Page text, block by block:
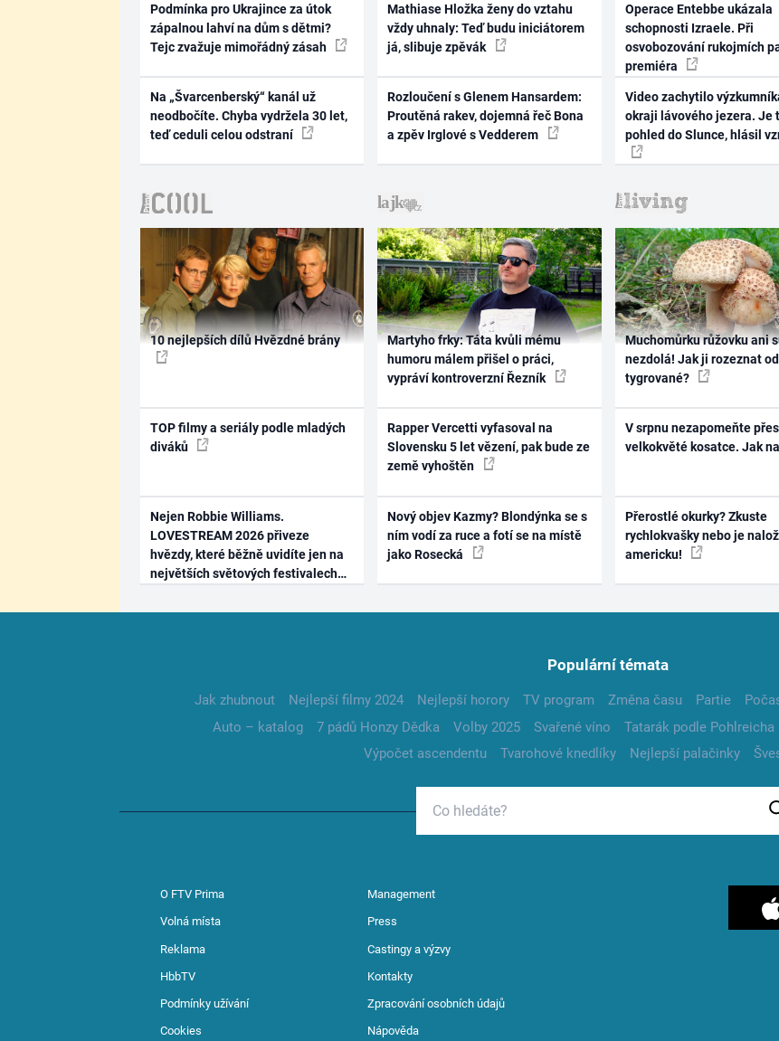
Podmínka pro Ukrajince za útok
zápalnou lahví na dům s dětmi?
Tejc zvažuje mimořádný zásah
Na „Švarcenberský“ kanál už
neodbočíte. Chyba vydržela 30 let,
teď ceduli celou odstraní
Mathiase Hložka ženy do vztahu
vždy uhnaly: Teď budu iniciátorem
já, slibuje zpěvák
Rozloučení s Glenem Hansardem:
Proutěná rakev, dojemná řeč Bona
a zpěv Irglové s Vedderem
Operace Entebbe ukázala
schopnosti Izraele. Při
osvobozování rukojmích
premiéra
Video zachytilo
okraji lávového jezera. Je
pohled do Slunce, hlásil
10 nejlepších dílů Hvězdné brány
TOP filmy a seriály podle mladých
diváků
Nejen Robbie Williams.
LOVESTREAM 2026 přiveze
hvězdy, které běžně uvidíte jen na
největších světových festivalech
Martyho frky: Táta kvůli mému
humoru málem přišel o práci,
vypráví kontroverzní Řezník
Rapper Vercetti vyfasoval na
Slovensku 5 let vězení, pak bude ze
země vyhoštěn
Nový objev Kazmy? Blondýnka se s
ním vodí za ruce a fotí se na místě
jako Rosecká
Muchomůrku růžovku ani
nezdolá! Jak ji rozeznat od
tygrované?
V srpnu nezapomeňte
velkokvěté kosatce. Jak
Přerostlé okurky? Zkuste
rychlokvašky nebo je
americku!
Populární témata
Jak zhubnout Nejlepší filmy 2024 Nejlepší horory TV program Změna času Partie
Auto – katalog
7 pádů Honzy Dědka Volby 2025 Svařené víno Tatarák podle Pohlreicha
Výpočet ascendentu
Tvarohové knedlíky Nejlepší palačinky
O FTV Prima Management
Volná místa Press
Reklama Castingy a výzvy
HbbTV Kontakty
Podmínky užívání Zpracování osobních údajů
Cookies Nápověda